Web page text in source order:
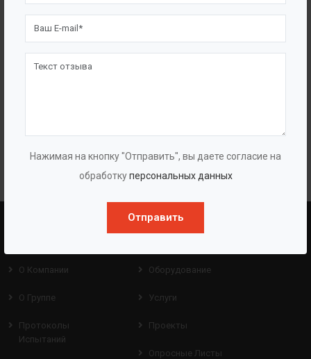
Нажимая на кнопку "Отправить", вы даете согласие на
обработкуперсональных данных
Отправить
выпускаемой нами документации и каждый проект для нас
любая из задач, стоящая перед вами, будет решена
качественно и на высоком уровне.
О Компании
О Группе
Протоколы
Испытаний
ПОЛЕЗНЫЕ ССЫЛКИ
Оборудование
Услуги
Проекты
Опросные Листы